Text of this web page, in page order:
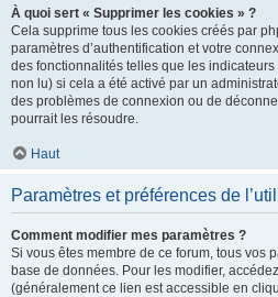
À quoi sert « Supprimer les cookies » ?
Cela supprime tous les cookies créés par
paramètres d’authentification et votre
des fonctionnalités telles que les
non lu) si cela a été activé par un
des problèmes de connexion ou de
pourrait les résoudre.
Haut
Paramètres et préférences de
Comment modifier mes paramètres ?
Si vous êtes membre de ce forum, tous vos
base de données. Pour les modifier,
(généralement ce lien est accessible en